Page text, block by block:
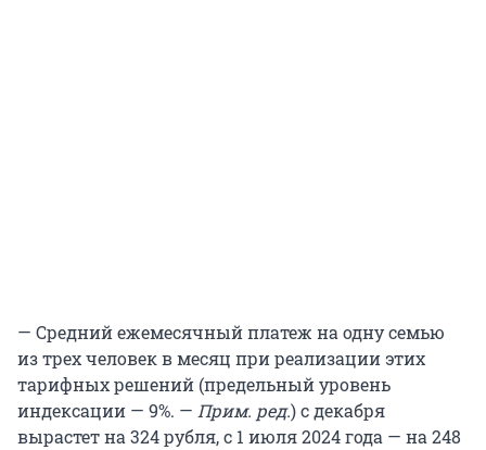
— Средний ежемесячный платеж на одну семью
из трех человек в месяц при реализации этих
тарифных решений (предельный уровень
индексации — 9%. — Прим. ред.) с декабря
вырастет на 324 рубля, с 1 июля 2024 года — на 248